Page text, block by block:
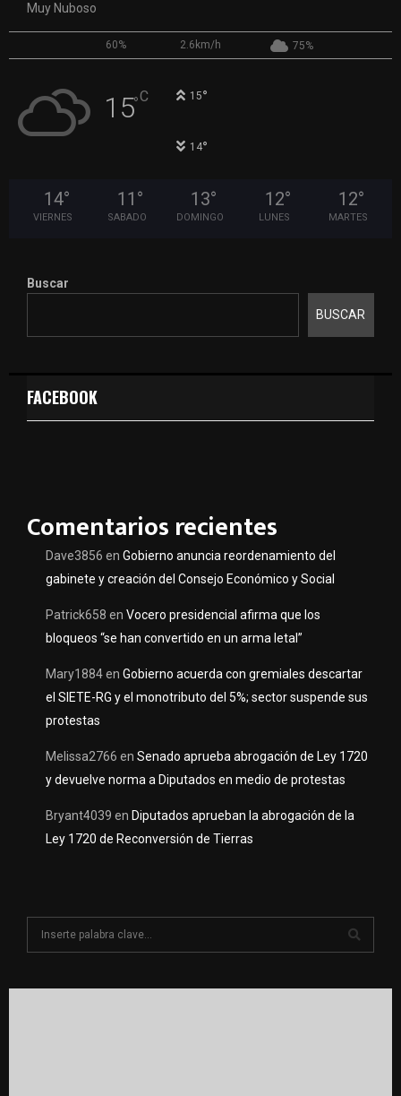
Muy Nuboso
60% 2.6km/h 75%
15°C 15°
14°
14°
VIERNES
11 °
SABADO
13°
DOMINGO
12°
LUNES
12°
MARTES
Buscar
BUSCAR
FACEBOOK
Comentarios recientes
Dave3856 en Gobierno anuncia reordenamiento del
gabinete y creación del Consejo Económico y Social
Patrick658 en Vocero presidencial afirma que los
bloqueos “se han convertido en un arma letal”
Mary1884en Gobierno acuerda con gremiales descartar
el SIETE-RG y el monotributo del 5%; sector suspende sus
protestas
Melissa2766 en Senado aprueba abrogación de Ley 1720
y devuelve norma a Diputados en medio de protestas
Bryant4039 en Diputados aprueban la abrogación de la
Ley 1720 de Reconversión de Tierras